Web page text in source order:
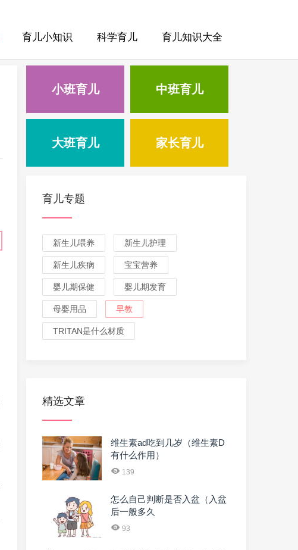
育儿小知识 科学育儿 育儿知识大全
小班育儿 中班育儿
大班育儿 家长育儿
育儿专题
新生儿喂养 新生儿护理
新生儿疾病 宝宝营养
婴儿期保健 婴儿期发育
母婴用品 早教
TRITAN是什么材质
精选文章
维生素ad吃到几岁（维生素D
有什么作用）
139
怎么自己判断是否入盆（入盆
后一般多久
93